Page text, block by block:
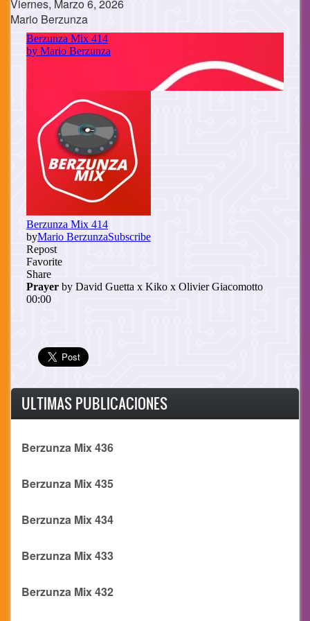
Viernes, Marzo 6, 2026
Mario Berzunza
Cuerpo
ULTIMAS PUBLICACIONES
Berzunza Mix 436
Berzunza Mix 435
Berzunza Mix 434
Berzunza Mix 433
Berzunza Mix 432